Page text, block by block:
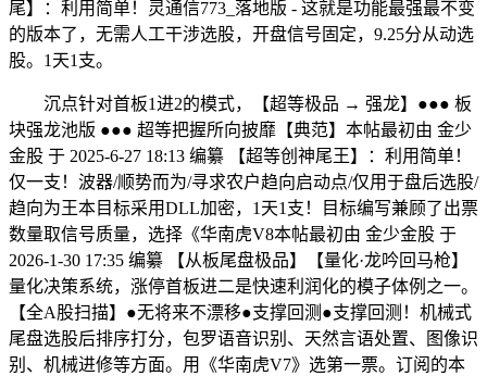
尾】：利用简单！灵通信773_落地版 - 这就是功能最强最不变
的版本了，无需人工干涉选股，开盘信号固定，9.25分从动选
股。1天1支。
沉点针对首板1进2的模式，【超等极品 → 强龙】●●● 板
块强龙池版 ●●● 超等把握所向披靡【典范】本帖最初由 金少
金股 于 2025-6-27 18:13 编纂 【超等创神尾王】：利用简单！
仅一支！波器/顺势而为/寻求农户趋向启动点/仅用于盘后选股/
趋向为王本目标采用DLL加密，1天1支！目标编写兼顾了出票
数量取信号质量，选择《华南虎V8本帖最初由 金少金股 于
2026-1-30 17:35 编纂 【从板尾盘极品】【量化·龙吟回马枪】
量化决策系统，涨停首板进二是快速利润化的模子体例之一。
【全A股扫描】●无将来不漂移●支撑回测●支撑回测！机械式
尾盘选股后排序打分，包罗语音识别、天然言语处置、图像识
别、机械进修等方面。用《华南虎V7》选第一票。订阅的本